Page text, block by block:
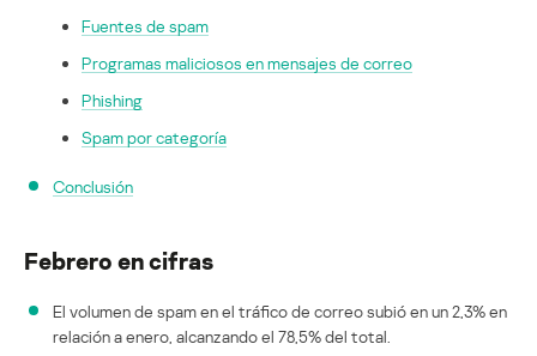
Fuentes de spam
Programas maliciosos en mensajes de correo
Phishing
Spam por categoría
Conclusión
Febrero en cifras
El volumen de spam en el tráfico de correo subió en un 2,3% en
relación a enero, alcanzando el 78,5% del total.